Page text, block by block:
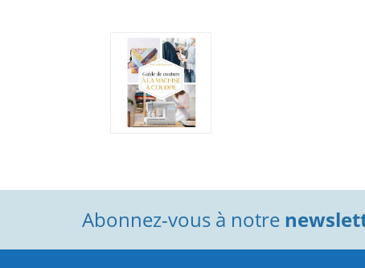
Abonnez-vous à notre